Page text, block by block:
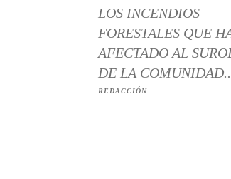
LOS INCENDIOS
FORESTALES QUE
AFECTADO AL
DE LA
REDACCIÓN